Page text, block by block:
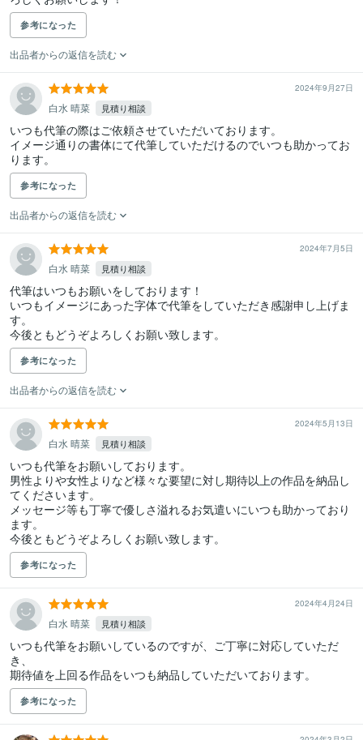
参考になった
出品者からの返信を読む
2024年9月27日
白水 晴菜 見積り相談
いつも代筆の際はご依頼させていただいております。
イメージ通りの書体にて代筆していただけるのでいつも助かってお
ります。
参考になった
出品者からの返信を読む
2024年7月5日
白水 晴菜 見積り相談
代筆はいつもお願いをしております！
いつもイメージにあった字体で代筆をしていただき感謝申し上げま
す。
今後ともどうぞよろしくお願い致します。
参考になった
出品者からの返信を読む
2024年5月13日
白水 晴菜 見積り相談
いつも代筆をお願いしております。
男性よりや女性よりなど様々な要望に対し期待以上の作品を納品し
てくださいます。
メッセージ等も丁寧で優しさ溢れるお気遣いにいつも助かっており
ます。
今後ともどうぞよろしくお願い致します。
参考になった
2024年4月24日
白水 晴菜 見積り相談
いつも代筆をお願いしているのですが、ご丁寧に対応していただ
き、
期待値を上回る作品をいつも納品していただいております。
参考になった